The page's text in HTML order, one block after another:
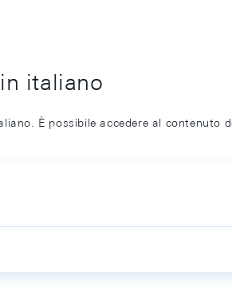
italiano
È possibile accedere al contenuto